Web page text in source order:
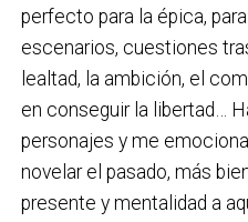
perfecto para la épica,
escenarios, cuestiones
lealtad, la ambición, el
en conseguir la libertad…
personajes y me
novelar el pasado, más
presente y mentalidad a